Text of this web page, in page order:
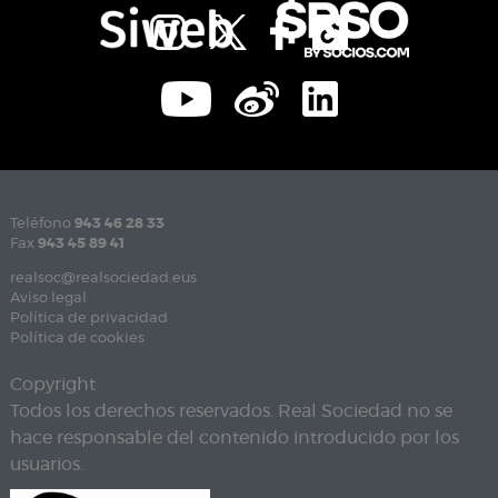
Teléfono 943 46 28 33
Fax 943 45 89 41
realsoc@realsociedad.eus
Aviso legal
Política de privacidad
Política de cookies
Copyright
Todos los derechos reservados. Real Sociedad no se
hace responsable del contenido introducido por los
usuarios.